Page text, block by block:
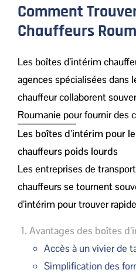
Comment
Chauffeurs
Les boîtes d’intérim
agences spécialisées dans
chauffeur collaborent
Roumanie pour fournir des
Les boîtes d’intérim pour
chauffeurs poids lourds
Les entreprises de
chauffeurs se tournent
d’intérim pour trouver
Avantages des boîtes
Accès à un vivier de
Simplification des